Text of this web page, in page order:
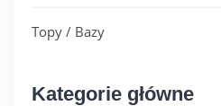
Topy / Bazy
Kategorie główne